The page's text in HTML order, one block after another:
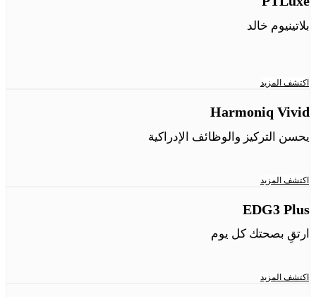
بلاتينيوم خالد
اكتشف المزيد
Harmoniq Vivid
يحسن التركيز والوظائف الإدراكية
اكتشف المزيد
EDG3 Plus
ارتقِ بصحتك كل يوم
اكتشف المزيد